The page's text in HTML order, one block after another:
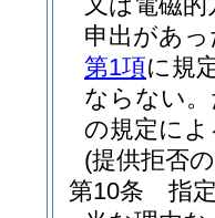
申出があ
第1項に規
ならない。
の規定に
(提供拒否
第10条
指